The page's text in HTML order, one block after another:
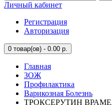
Личный кабинет
Регистрация
Авторизация
0 товар(ов) - 0.00 р.
Главная
ЗОЖ
Профилактика
Варикозная Болезнь
ТРОКСЕРУТИН